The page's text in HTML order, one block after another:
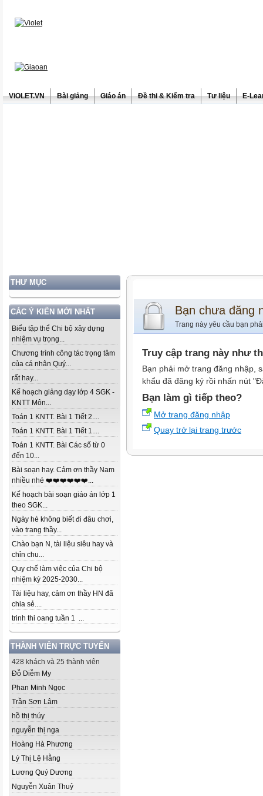
ViOLET.VN Bài giảng Giáo án Đề thi & Kiểm tra Tư liệu E-
THƯ MỤC
CÁC Ý KIẾN MỚI NHẤT
Biểu tập thể Chi bộ xây dựng
nhiệm vụ trọng...
Chương trình công tác trọng tâm
của cá nhân Quý...
rất hay...
Kế hoạch giảng dạy lớp 4 SGK -
KNTT Môn...
Toán 1 KNTT. Bài 1 Tiết 2....
Toán 1 KNTT. Bài 1 Tiết 1....
Toán 1 KNTT. Bài Các số từ 0
đến 10...
Bài soạn hay. Cảm ơn thầy Nam
nhiều nhé ❤️❤️❤️❤️❤️❤️...
Kế hoạch bài soạn giáo án lớp 1
theo SGK...
Ngày hè không biết đi đâu chơi,
vào trang thầy...
Chào bạn N, tài liệu siêu hay và
chỉn chu...
Quy chế làm việc của Chi bộ
nhiệm kỳ 2025-2030...
Tài liệu hay, cảm ơn thầy HN đã
chia sẻ....
trinh thi oang tuần 1 ...
THÀNH VIÊN TRỰC TUYẾN
428 khách và 25 thành viên
Đỗ Diễm My
Phan Minh Ngọc
Trần Sơn Lâm
hồ thị thúy
nguyễn thị nga
Hoàng Hà Phương
Lý Thị Lệ Hằng
Lương Quý Dương
Nguyễn Xuân Thuỷ
Bạn chưa đăng
Trang này yêu cầu bạn
Truy cập trang này như
Bạn phải mở trang đăng nhập,
khẩu đã đăng ký rồi nhấn nút
Bạn làm gì tiếp theo?
Mở trang đăng nhập
Quay trở lại trang trước